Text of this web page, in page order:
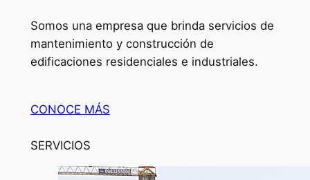
Somos una empresa que brinda servicios de
mantenimiento y construcción de
edificaciones residenciales e industriales.
CONOCE MÁS
SERVICIOS